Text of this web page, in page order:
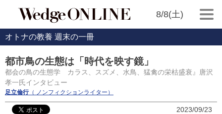
8/8(土)
オトナの教養 週末の一冊
都市鳥の生態は「時代を映す鏡」
都会の鳥の生態学 カラス、スズメ、水鳥、猛禽の栄枯盛衰』唐沢
孝一氏インタビュー
足立倫行（ ノンフィクションライター）
2023/09/23